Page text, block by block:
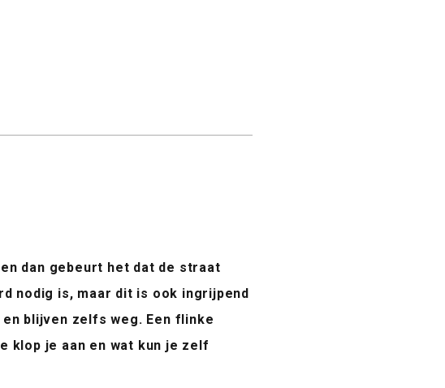
dan gebeurt het dat de straat
nodig is, maar dit is ook ingrijpend
blijven zelfs weg. Een flinke
klop je aan en wat kun je zelf